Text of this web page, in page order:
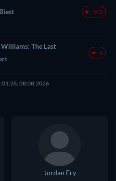
-102
The Last
-4
01:28, 08.08.2026
Jordan Fry